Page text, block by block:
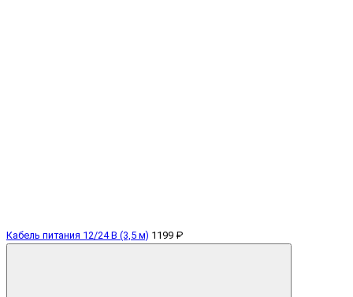
Кабель питания 12/24 В (3,5 м) 1199 ₽